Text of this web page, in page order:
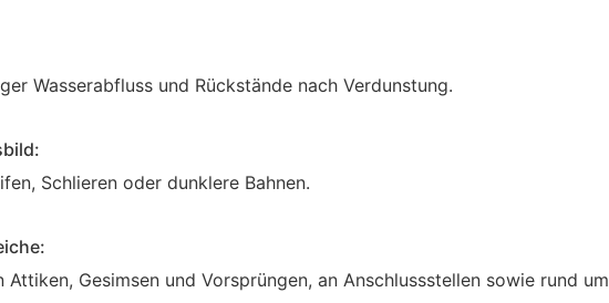
Wasserabfluss und Rückstände nach Verdunstung.
Schlieren oder dunklere Bahnen.
Attiken, Gesimsen und Vorsprüngen, an Anschlussstellen sowie rund um